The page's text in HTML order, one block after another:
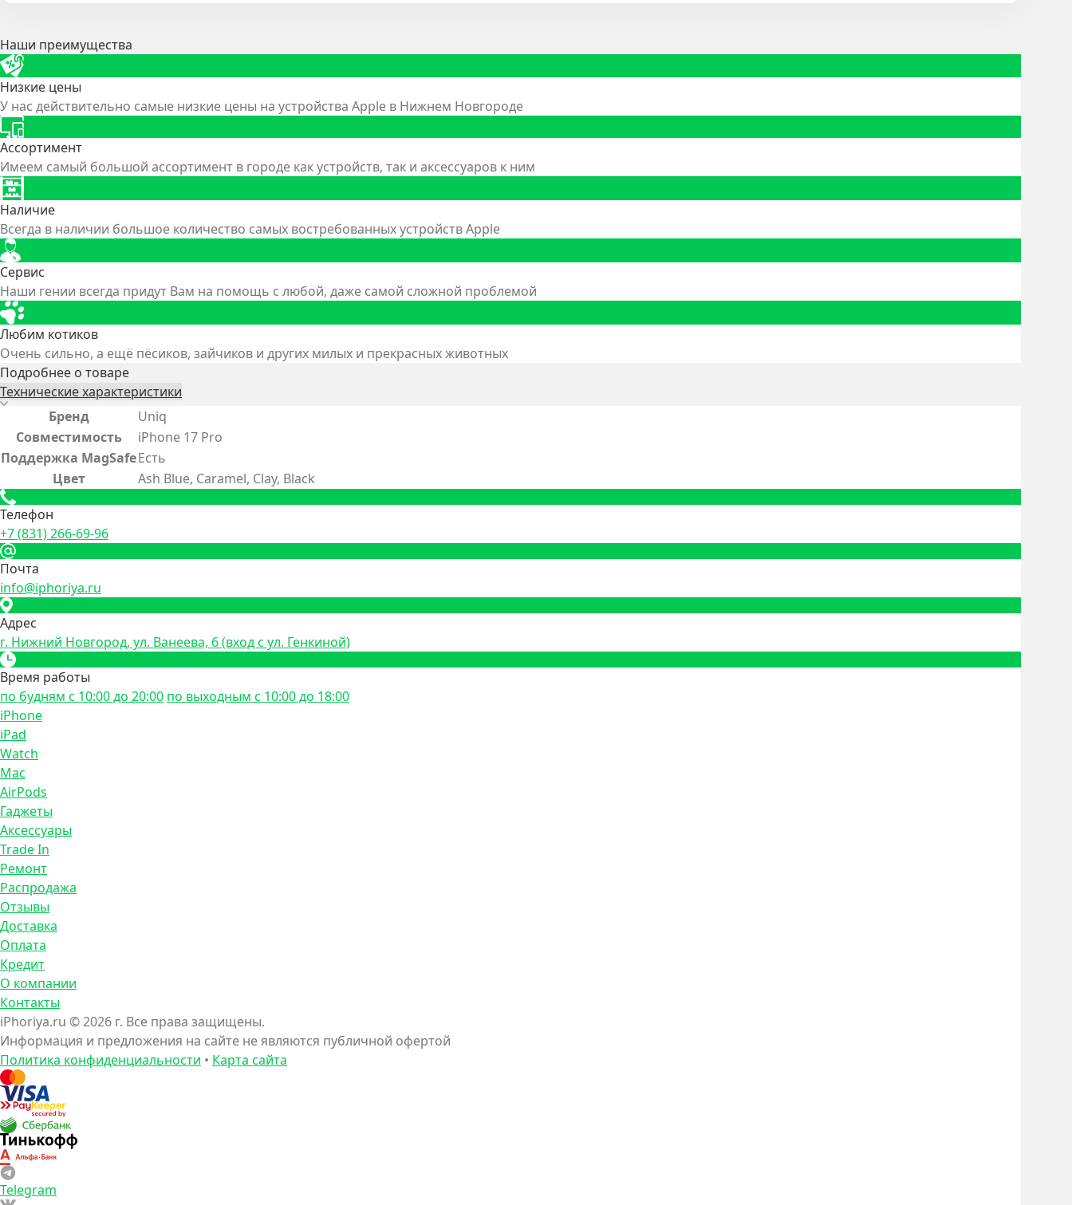
Наши преимущества
Низкие цены
У нас действительно самые низкие цены на устройства Apple в Нижнем Новгороде
Ассортимент
Имеем самый большой ассортимент в городе как устройств, так и аксессуаров к ним
Наличие
Всегда в наличии большое количество самых востребованных устройств Apple
Сервис
Наши гении всегда придут Вам на помощь с любой, даже самой сложной проблемой
Любим котиков
Очень сильно, а ещё пёсиков, зайчиков и других милых и прекрасных животных
Подробнее о товаре
Технические характеристики
Бренд
Uniq
Совместимость
iPhone 17 Pro
Поддержка MagSafeЕсть
Цвет
Ash Blue, Caramel, Clay, Black
Телефон
+7 (831) 266-69-96
Почта
info@iphoriya.ru
Адрес
г. Нижний Новгород, ул. Ванеева, 6 (вход с ул. Генкиной)
Время работы
по будням с 10:00 до 20:00 по выходным с 10:00 до 18:00
iPhone
iPad
Watch
Mac
AirPods
Гаджеты
Аксессуары
Trade In
Ремонт
Распродажа
Отзывы
Доставка
Оплата
Кредит
О компании
Контакты
iPhoriya.ru © 2026 г. Все права защищены.
Информация и предложения на сайте не являются публичной офертой
Политика конфиденциальности • Карта сайта
Telegram